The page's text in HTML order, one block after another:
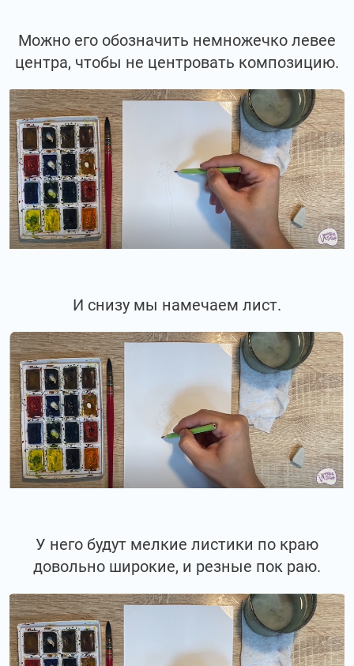
Можно его обозначить немножечко левее
центра, чтобы не центровать композицию.
И снизу мы намечаем лист.
У него будут мелкие листики по краю
довольно широкие, и резные пок раю.